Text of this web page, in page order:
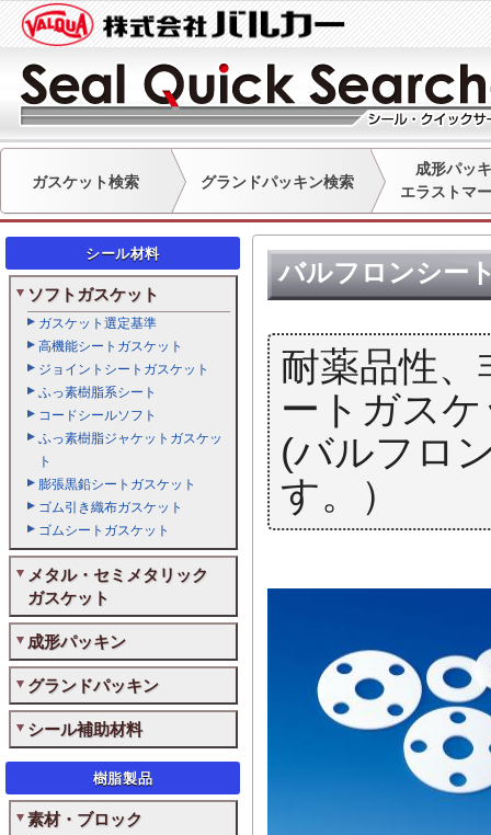
ガスケット検索 グランドパッキン検索
成形パッ
エラストマ
シール材料
ソフトガスケット
ガスケット選定基準
高機能シートガスケット
ジョイントシートガスケット
ふっ素樹脂系シート
コードシールソフト
ふっ素樹脂ジャケットガスケッ
ト
膨張黒鉛シートガスケット
ゴム引き織布ガスケット
ゴムシートガスケット
メタル・セミメタリック
ガスケット
成形パッキン
グランドパッキン
シール補助材料
樹脂製品
素材・ブロック
バルフロンシー
耐薬品性
ートガス
(バルフロ
す。）